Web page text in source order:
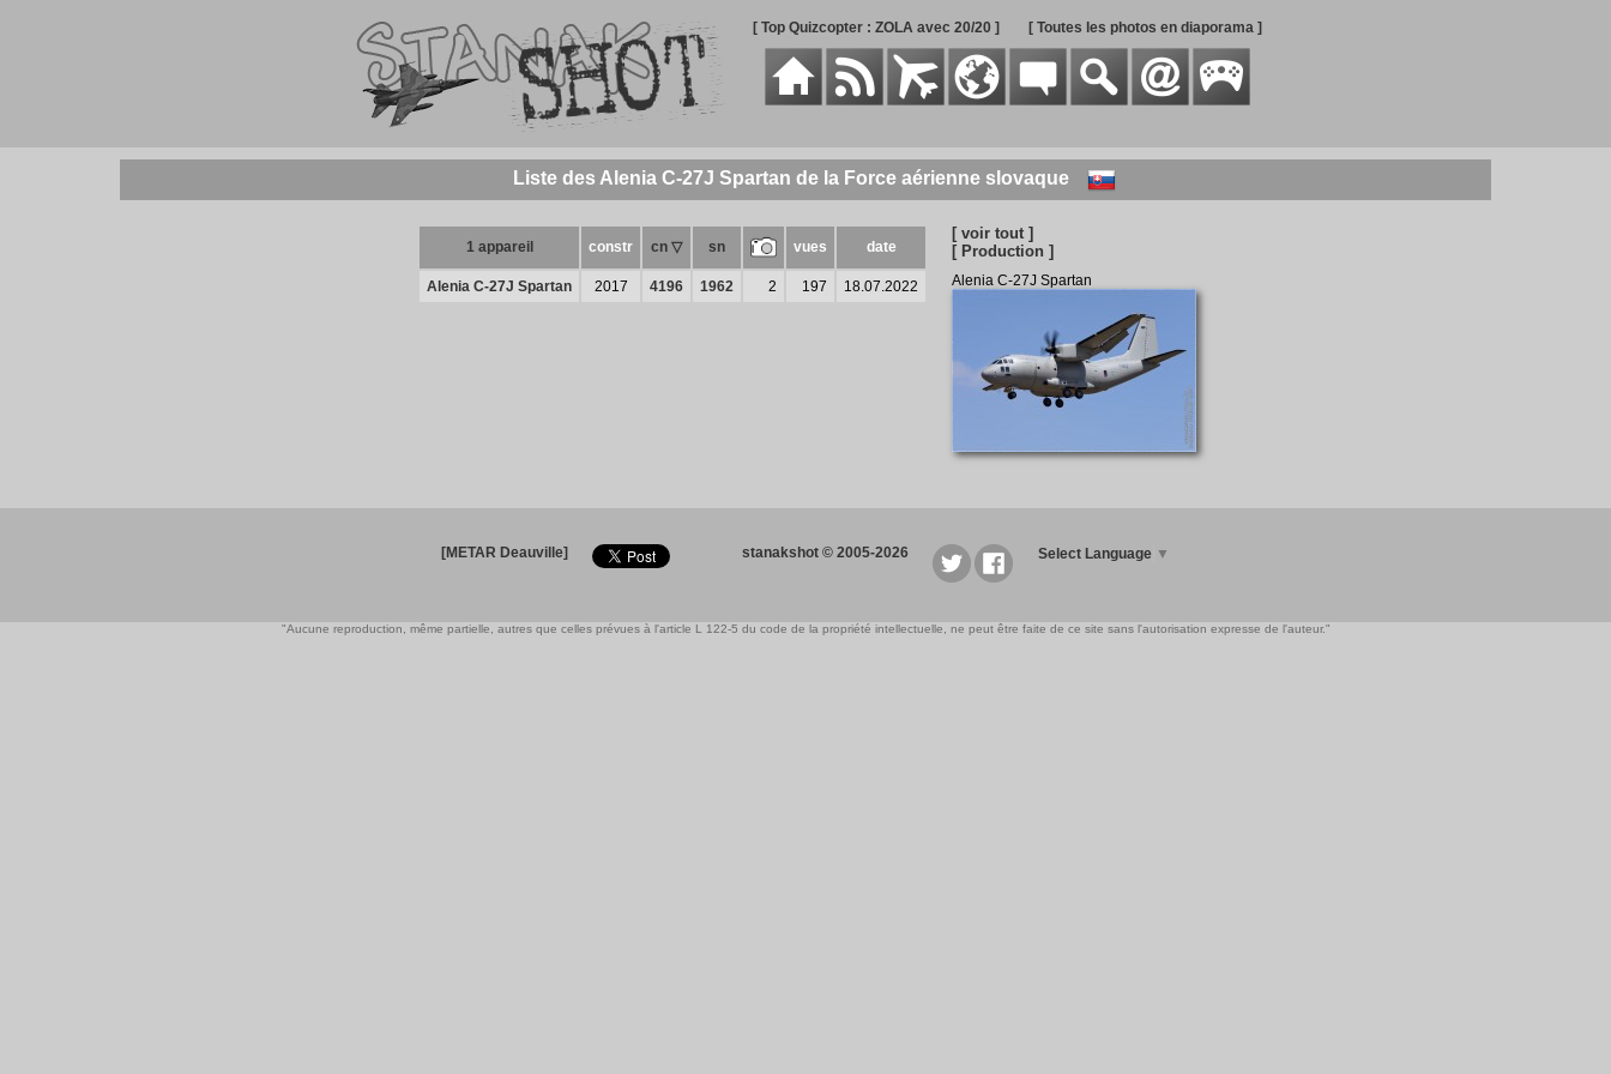
[ Top Quizcopter : ZOLA avec 20/20 ] [ Toutes les photos en diaporama ]
Liste des Alenia C-27J Spartan de la Force aérienne slovaque
1 appareil constr cn ▽ sn vues date
Alenia C-27J Spartan 2017 4196 1962 2 197 18.07.2022
[ voir tout ]
[ Production ]
Alenia C-27J Spartan
[METAR Deauville] stanakshot © 2005-2026 Select Language ▼
"Aucune reproduction, même partielle, autres que celles prévues à l'article L 122-5 du code de la propriété intellectuelle, ne peut être faite de ce site sans l'autorisation expresse de l'auteur."